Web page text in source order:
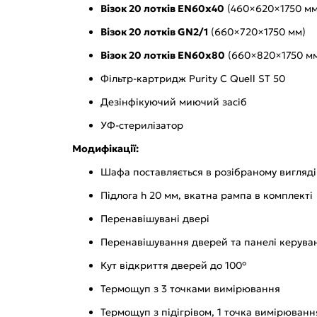
Візок 20 лотків EN60x40 (460×620×1750
Візок 20 лотків GN2/1 (660×720×1750 мм)
Візок 20 лотків EN60x80 (660×820×1750
Фільтр-картридж Purity C Quell ST 50
Дезінфікуючий миючий засіб
УФ-стерилізатор
Модифікації:
Шафа поставляється в розібраному вигляді
Підлога h 20 мм, вкатна рампа в комплекті
Перенавішувані двері
Перенавішування дверей та панелі
Кут відкриття дверей до 100°
Термощуп з 3 точками вимірювання
Термощуп з підігрівом, 1 точка